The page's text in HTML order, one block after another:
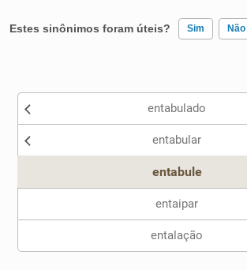
Estes sinônimos foram úteis? Sim Não
Nenhum dos sinônimos apresentados me
entabulado
entabular
entabule
entaipar
entalação